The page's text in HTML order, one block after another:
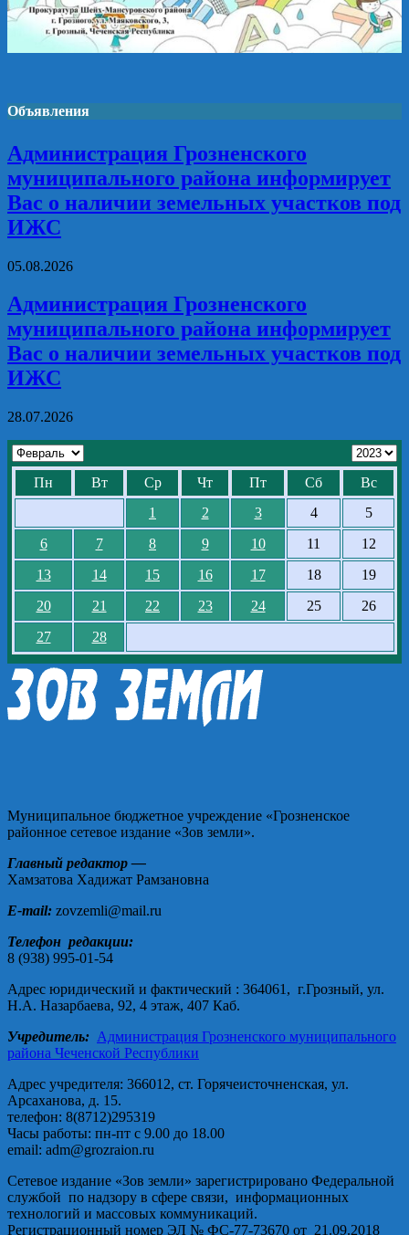
Объявления
Администрация Грозненского
муниципального района информирует
Вас о наличии земельных участков под
ИЖС
05.08.2026
Администрация Грозненского
муниципального района информирует
Вас о наличии земельных участков под
ИЖС
28.07.2026
Пн Вт Ср Чт Пт Сб
Вс
1
2 3 4
5
6
7 8 9 10 11
12
13
14 15 16 17 18
19
20
21 22 23 24 25
26
27
28
Муниципальное бюджетное учреждение «Грозненское
районное сетевое издание «Зов земли».
Главный редактор —
Хамзатова Хадижат Рамзановна
E-mail: zovzemli@mail.ru
Телефон редакции:
8 (938) 995-01-54
Адрес юридический и фактический : 364061, г.Грозный, ул.
Н.А. Назарбаева, 92, 4 этаж, 407 Каб.
Учредитель: Администрация Грозненского муниципального
района Чеченской Республики
Адрес учредителя: 366012, ст. Горячеисточненская, ул.
Арсаханова, д. 15.
телефон: 8(8712)295319
Часы работы: пн-пт с 9.00 до 18.00
email: adm@grozraion.ru
Сетевое издание «Зов земли» зарегистрировано Федеральной
службой по надзору в сфере связи, информационных
технологий и массовых коммуникаций.
Регистрационный номер ЭЛ № ФС-77-73670 от 21.09.2018